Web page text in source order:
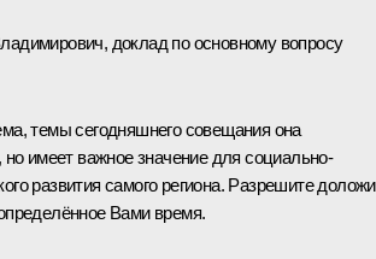
доклад по основному вопросу
темы сегодняшнего совещания она
но имеет важное значение для социально-
развития самого региона. Разрешите
Вами время.